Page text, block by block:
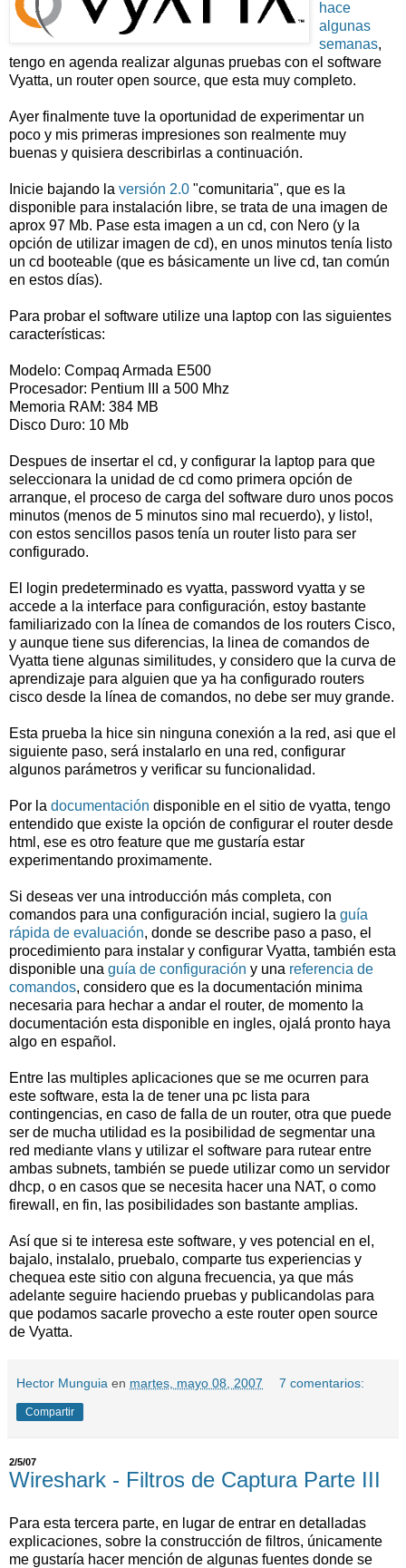
hace
algunas
semanas,
tengo en agenda realizar algunas pruebas con el software
Vyatta, un router open source, que esta muy completo.
Ayer finalmente tuve la oportunidad de experimentar un
poco y mis primeras impresiones son realmente muy
buenas y quisiera describirlas a continuación.
Inicie bajando la versión 2.0 "comunitaria", que es la
disponible para instalación libre, se trata de una imagen de
aprox 97 Mb. Pase esta imagen a un cd, con Nero (y la
opción de utilizar imagen de cd), en unos minutos tenía listo
un cd booteable (que es básicamente un live cd, tan común
en estos días).
Para probar el software utilize una laptop con las siguientes
características:
Modelo: Compaq Armada E500
Procesador: Pentium III a 500 Mhz
Memoria RAM: 384 MB
Disco Duro: 10 Mb
Despues de insertar el cd, y configurar la laptop para que
seleccionara la unidad de cd como primera opción de
arranque, el proceso de carga del software duro unos pocos
minutos (menos de 5 minutos sino mal recuerdo), y listo!,
con estos sencillos pasos tenía un router listo para ser
configurado.
El login predeterminado es vyatta, password vyatta y se
accede a la interface para configuración, estoy bastante
familiarizado con la línea de comandos de los routers Cisco,
y aunque tiene sus diferencias, la linea de comandos de
Vyatta tiene algunas similitudes, y considero que la curva de
aprendizaje para alguien que ya ha configurado routers
cisco desde la línea de comandos, no debe ser muy grande.
Esta prueba la hice sin ninguna conexión a la red, asi que el
siguiente paso, será instalarlo en una red, configurar
algunos parámetros y verificar su funcionalidad.
Por la documentación disponible en el sitio de vyatta, tengo
entendido que existe la opción de configurar el router desde
html, ese es otro feature que me gustaría estar
experimentando proximamente.
Si deseas ver una introducción más completa, con
comandos para una configuración incial, sugiero la guía
rápida de evaluación, donde se describe paso a paso, el
procedimiento para instalar y configurar Vyatta, también esta
disponible una guía de configuración y una referencia de
comandos, considero que es la documentación minima
necesaria para hechar a andar el router, de momento la
documentación esta disponible en ingles, ojalá pronto haya
algo en español.
Entre las multiples aplicaciones que se me ocurren para
este software, esta la de tener una pc lista para
contingencias, en caso de falla de un router, otra que puede
ser de mucha utilidad es la posibilidad de segmentar una
red mediante vlans y utilizar el software para rutear entre
ambas subnets, también se puede utilizar como un servidor
dhcp, o en casos que se necesita hacer una NAT, o como
firewall, en fin, las posibilidades son bastante amplias.
Así que si te interesa este software, y ves potencial en el,
bajalo, instalalo, pruebalo, comparte tus experiencias y
chequea este sitio con alguna frecuencia, ya que más
adelante seguire haciendo pruebas y publicandolas para
que podamos sacarle provecho a este router open source
de Vyatta.
Hector Munguia en martes, mayo 08, 2007 7 comentarios:
Compartir
2/5/07
Wireshark - Filtros de Captura Parte III
Para esta tercera parte, en lugar de entrar en detalladas
explicaciones, sobre la construcción de filtros, únicamente
me gustaría hacer mención de algunas fuentes donde se